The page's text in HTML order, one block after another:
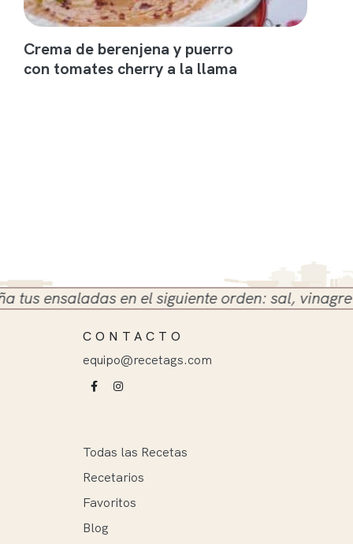
Crema de berenjena y puerro
con tomates cherry a la llama
en el siguiente orden: sal, vinagre y
CONTACTO
equipo@recetags.com
Todas las Recetas
Recetarios
Favoritos
Blog